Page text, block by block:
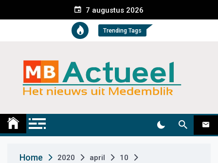
e
t
7 augustus 2026
Trending Tags
Medemblik Actueel
Home 2020 april
10